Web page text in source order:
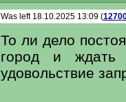
Was left 18.10.2025 13:09 (
То ли дело
город и
удовольствие